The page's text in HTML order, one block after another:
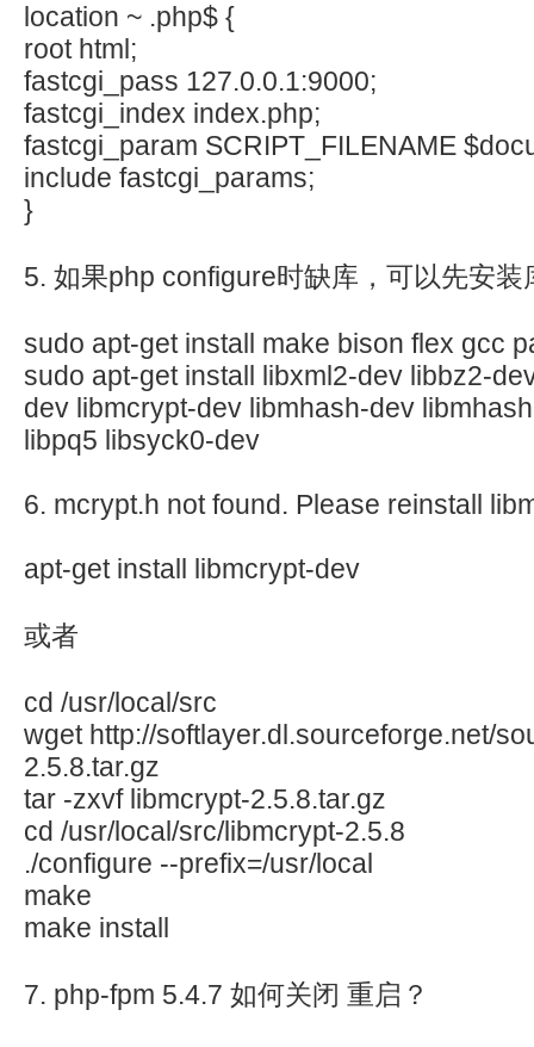
location ~ .php$ {
root html;
fastcgi_pass 127.0.0.1:9000;
fastcgi_index index.php;
fastcgi_param SCRIPT_FILENAME
include fastcgi_params;
}
5. 如果php configure时缺库，可以先安装
sudo apt-get install make bison flex gcc
sudo apt-get install libxml2-dev libbz2-
dev libmcrypt-dev libmhash-dev
libpq5 libsyck0-dev
6. mcrypt.h not found. Please reinstall
apt-get install libmcrypt-dev
或者
cd /usr/local/src
wget http://softlayer.dl.sourceforge.net/
2.5.8.tar.gz
tar -zxvf libmcrypt-2.5.8.tar.gz
cd /usr/local/src/libmcrypt-2.5.8
./configure --prefix=/usr/local
make
make install
7. php-fpm 5.4.7 如何关闭 重启？